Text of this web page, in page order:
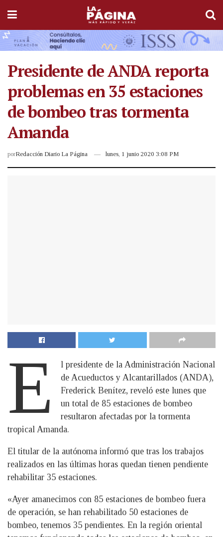
Presidente de ANDA reporta
problemas en 35 estaciones
de bombeo tras tormenta
Amanda
porRedacción Diario La Página lunes, 1 junio 2020 3:08 PM
E
l presidente de la Administración Nacional
de Acueductos y Alcantarillados (ANDA),
Frederick Benítez, reveló este lunes que
un total de 85 estaciones de bombeo
resultaron afectadas por la tormenta
tropical Amanda.
El titular de la autónoma informó que tras los trabajos
realizados en las últimas horas quedan tienen pendiente
rehabilitar 35 estaciones.
«Ayer amanecimos con 85 estaciones de bombeo fuera
de operación, se han rehabilitado 50 estaciones de
bombeo, tenemos 35 pendientes. En la región oriental